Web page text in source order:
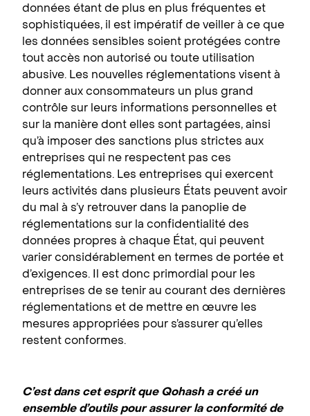
données étant de plus en plus fréquentes et
sophistiquées, il est impératif de veiller à ce que
les données sensibles soient protégées contre
tout accès non autorisé ou toute utilisation
abusive. Les nouvelles réglementations visent à
donner aux consommateurs un plus grand
contrôle sur leurs informations personnelles et
sur la manière dont elles sont partagées, ainsi
qu’à imposer des sanctions plus strictes aux
entreprises qui ne respectent pas ces
réglementations. Les entreprises qui exercent
leurs activités dans plusieurs États peuvent avoir
du mal à s’y retrouver dans la panoplie de
réglementations sur la confidentialité des
données propres à chaque État, qui peuvent
varier considérablement en termes de portée et
d’exigences. Il est donc primordial pour les
entreprises de se tenir au courant des dernières
réglementations et de mettre en œuvre les
mesures appropriées pour s’assurer qu’elles
restent conformes.
C’est dans cet esprit que Qohash a créé un
ensemble d’outils pour assurer la conformité de